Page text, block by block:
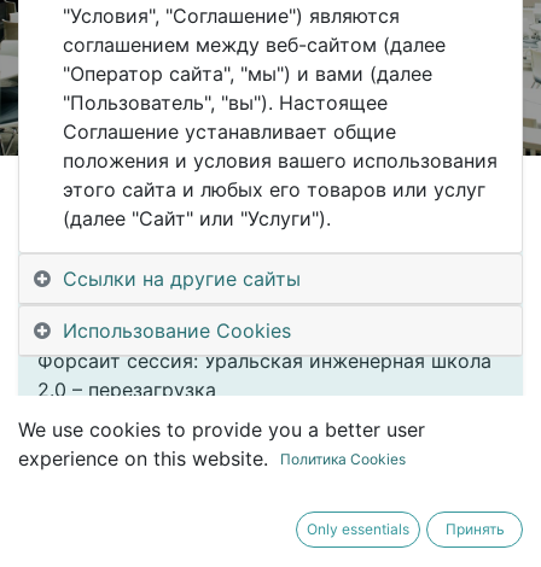
Registrations are
closed
Registrations Closed
Екатеринбург, Точка кипения -
Екатеринбург
1 апреля, с 09:00 до 19:00 по
Екатеринбургскому времени
Регистрация через Leader-ID
Форсайт сессия: Уральская инженерная школа
2.0 – перезагрузка
В эпоху бесконечных изменений и
технологических прорывов, Уральская
инженерная школа поставила перед собой цель
догнать и обойти мировые тренды в сфере
"Условия", "Соглашение") являются
соглашением между веб-сайтом (далее
"Оператор сайта", "мы") и вами (далее
"Пользователь", "вы"). Настоящее
Соглашение устанавливает общие
положения и условия вашего использования
этого сайта и любых его товаров или услуг
(далее "Сайт" или "Услуги").
Ссылки на другие сайты
Использование Cookies
We use cookies to provide you a better user
experience on this website.
Политика Cookies
Only essentials Принять